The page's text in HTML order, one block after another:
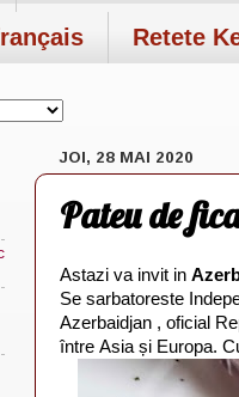
Retete
JOI, 28 MAI 2020
Pateu de
Astazi va invit in
Se sarbatoreste
Azerbaidjan , oficial
între Asia și Europa.